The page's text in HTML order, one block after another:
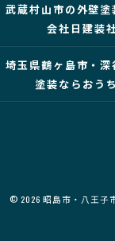
武蔵村山市の外壁塗
会社日建装
埼玉県鶴ヶ島市・深
塗装ならおう
© 2026 昭島市・八王子